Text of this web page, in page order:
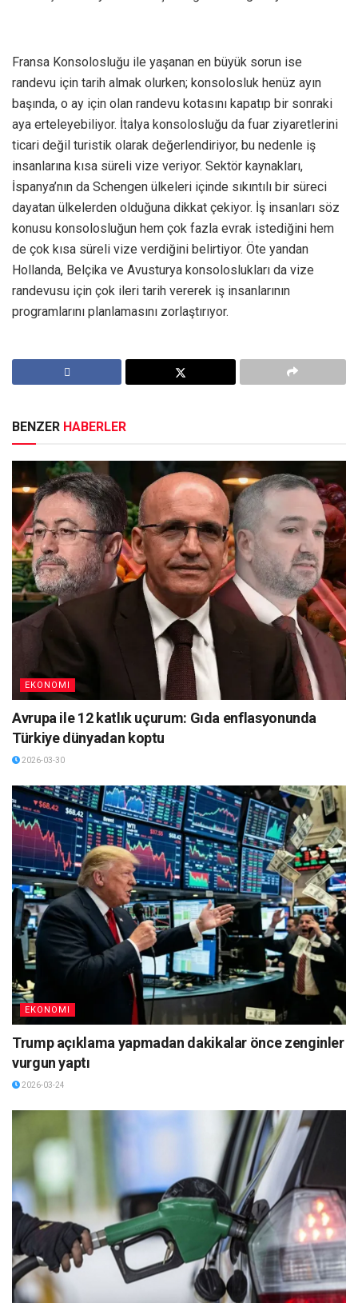
Fransa Konsolosluğu ile yaşanan en büyük sorun ise
randevu için tarih almak olurken; konsolosluk henüz ayın
başında, o ay için olan randevu kotasını kapatıp bir sonraki
aya erteleyebiliyor. İtalya konsolosluğu da fuar ziyaretlerini
ticari değil turistik olarak değerlendiriyor, bu nedenle iş
insanlarına kısa süreli vize veriyor. Sektör kaynakları,
İspanya’nın da Schengen ülkeleri içinde sıkıntılı bir süreci
dayatan ülkelerden olduğuna dikkat çekiyor. İş insanları söz
konusu konsolosluğun hem çok fazla evrak istediğini hem
de çok kısa süreli vize verdiğini belirtiyor. Öte yandan
Hollanda, Belçika ve Avusturya konsoloslukları da vize
randevusu için çok ileri tarih vererek iş insanlarının
programlarını planlamasını zorlaştırıyor.
BENZER HABERLER
EKONOMI
Avrupa ile 12 katlık uçurum: Gıda enflasyonunda
Türkiye dünyadan koptu
2026-03-30
EKONOMI
Trump açıklama yapmadan dakikalar önce zenginler
vurgun yaptı
2026-03-24